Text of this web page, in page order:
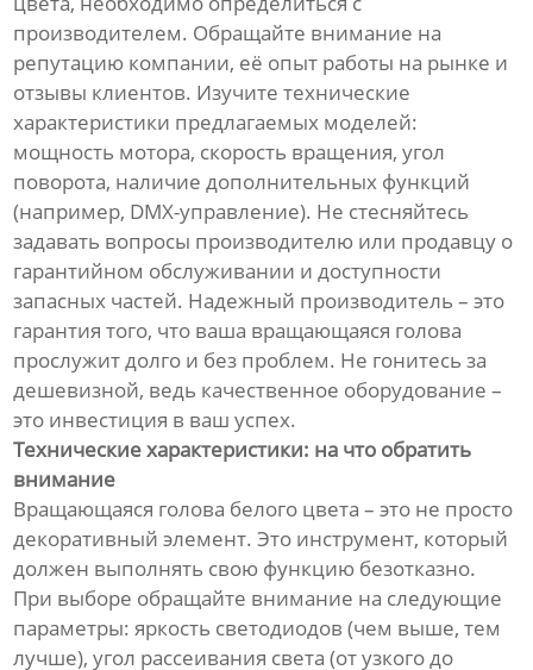
производителем. Обращайте внимание на
репутацию компании, её опыт работы на рынке и
отзывы клиентов. Изучите технические
характеристики предлагаемых моделей:
мощность мотора, скорость вращения, угол
поворота, наличие дополнительных функций
(например, DMX-управление). Не стесняйтесь
задавать вопросы производителю или продавцу о
гарантийном обслуживании и доступности
запасных частей. Надежный производитель – это
гарантия того, что ваша вращающаяся голова
прослужит долго и без проблем. Не гонитесь за
дешевизной, ведь качественное оборудование –
это инвестиция в ваш успех.
Технические характеристики: на что обратить
внимание
Вращающаяся голова белого цвета – это не просто
декоративный элемент. Это инструмент, который
должен выполнять свою функцию безотказно.
При выборе обращайте внимание на следующие
параметры: яркость светодиодов (чем выше, тем
лучше), угол рассеивания света (от узкого до